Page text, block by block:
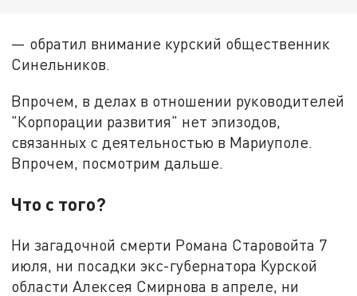
— обратил внимание курский общественник
Синельников.
Впрочем, в делах в отношении руководителей
"Корпорации развития" нет эпизодов,
связанных с деятельностью в Мариуполе.
Впрочем, посмотрим дальше.
Что с того?
Ни загадочной смерти Романа Старовойта 7
июля, ни посадки экс-губернатора Курской
области Алексея Смирнова в апреле, ни